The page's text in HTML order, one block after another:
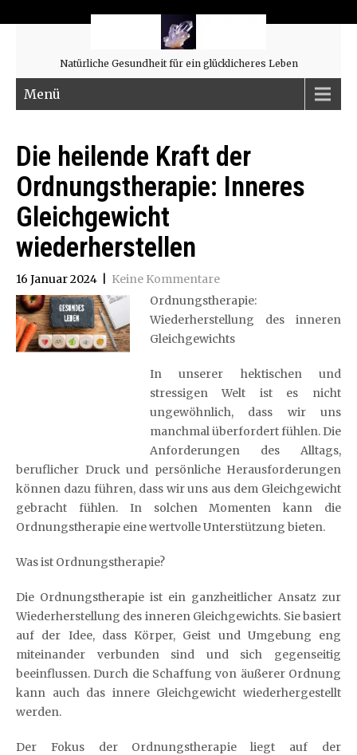
Natürliche Gesundheit für ein glücklicheres Leben
Menü
Die heilende Kraft der
Ordnungstherapie: Inneres
Gleichgewicht
wiederherstellen
16 Januar 2024
Keine Kommentare
Ordnungstherapie:
Wiederherstellung des inneren
Gleichgewichts
In unserer hektischen und
stressigen Welt ist es nicht
ungewöhnlich, dass wir uns
manchmal überfordert fühlen. Die
Anforderungen des Alltags,
beruflicher Druck und persönliche Herausforderungen
können dazu führen, dass wir uns aus dem Gleichgewicht
gebracht fühlen. In solchen Momenten kann die
Ordnungstherapie eine wertvolle Unterstützung bieten.
Was ist Ordnungstherapie?
Die Ordnungstherapie ist ein ganzheitlicher Ansatz zur
Wiederherstellung des inneren Gleichgewichts. Sie basiert
auf der Idee, dass Körper, Geist und Umgebung eng
miteinander verbunden sind und sich gegenseitig
beeinflussen. Durch die Schaffung von äußerer Ordnung
kann auch das innere Gleichgewicht wiederhergestellt
werden.
Der Fokus der Ordnungstherapie liegt auf der